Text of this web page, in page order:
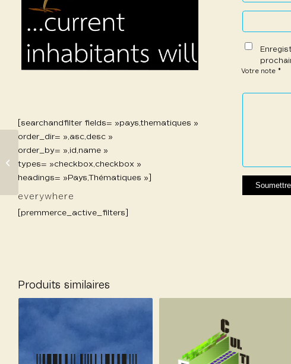
[searchandfilter fields= »pays,thematiques »
order_dir= »,asc,desc »
order_by= »,id,name »
types= »checkbox,checkbox »
headings= »Pays,Thématiques »]
everywhere
[premmerce_active_filters]
Votre note *
1 étoile
2 étoiles
3 étoiles
4 étoiles
5 étoiles
Produits similaires
417 Fasson
Benedetta